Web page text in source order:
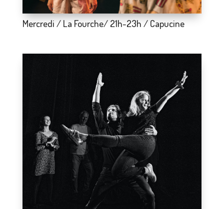
Mercredi / La Fourche/ 21h-23h / Capucine